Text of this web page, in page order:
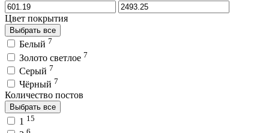
Цвет покрытия
Выбрать все
Белый 7
Золото светлое 7
Серый 7
Чёрный 7
Количество постов
Выбрать все
1 15